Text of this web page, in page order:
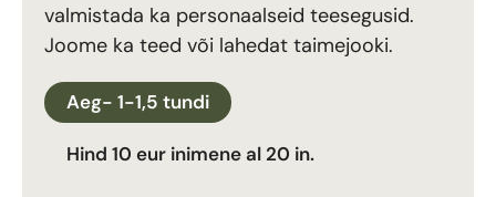
valmistada ka personaalseid teesegusid.
Joome ka teed või lahedat taimejooki.
Aeg- 1-1,5 tundi
Hind 10 eur inimene al 20 in.